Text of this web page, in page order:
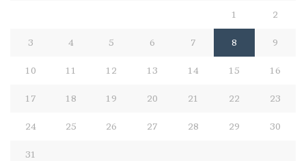
1 2
3 4 5 6 7 8 9
10 11 12 13 14 15 16
17 18 19 20 21 22 23
24 25 26 27 28 29 30
31